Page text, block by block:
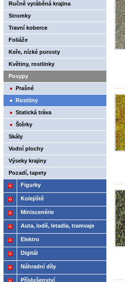
Ručně vyráběná krajina
Stromky
Travní koberce
Foliáže
Keře, nízké porosty
Květiny, rostlinky
Posypy
Prašné
Rostliny
Statická tráva
Štěrky
Skály
Vodní plochy
Výseky krajiny
Pozadí, tapety
Figurky
Kolejiště
Miniscenérie
Auta, lodě, letadla, tramvaje
Elektro
Digitál
Náhradní díly
Příslušenství